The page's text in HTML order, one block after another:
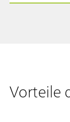
Vorteile